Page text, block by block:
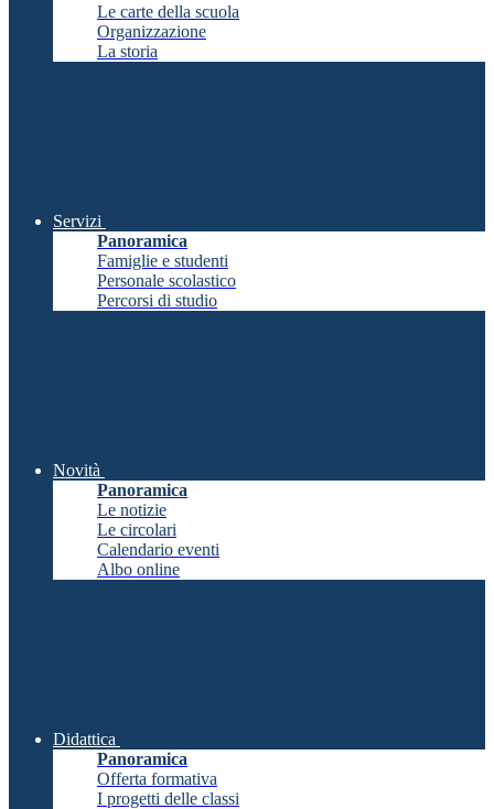
Le carte della scuola
Organizzazione
La storia
Servizi
Panoramica
Famiglie e studenti
Personale scolastico
Percorsi di studio
Novità
Panoramica
Le notizie
Le circolari
Calendario eventi
Albo online
Didattica
Panoramica
Offerta formativa
I progetti delle classi